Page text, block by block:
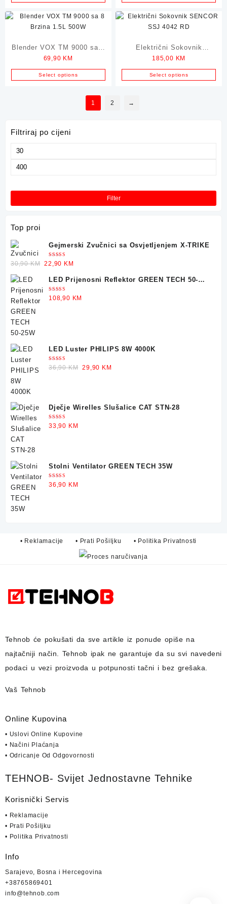
Blender VOX TM 9000 sa 8
Brzina 1.5L 500W
69,90 KM
Select options
Električni Sokovnik
SENCOR SSJ 4042 RD
185,00 KM
Select options
1 2 →
Filtriraj po cijeni
Minimalna
Maksimalna
Filter
Top proi
Gejmerski Zvučnici sa Osvjetljenjem X-TRIKE
Ocjenjeno
5.00 od 5
30,90KM Original
was:
30,90 KM.
22,90 KM
is:
22,90 KM.
LED Prijenosni Reflektor GREEN TECH 50-
25W
Ocjenjeno
5.00od 5
108,90 KM
LED Luster PHILIPS 8W 4000K
Ocjenjeno
5.00od 5
36,90KM Original
29,90 KM
Dječje Wirelles Slušalice CAT STN-28
Ocjenjeno
5.00od 5
33,90 KM
Stolni Ventilator GREEN TECH 35W
Ocjenjeno
5.00od 5
36,90 KM
• Reklamacije • Prati Pošiljku • Politika Privatnosti
Tehnob će pokušati da sve artikle iz ponude opiše na
najtačniji način. Tehnob ipak ne garantuje da su svi navedeni
podaci u vezi proizvoda u potpunosti tačni i bez grešaka.
Vaš Tehnob
Online Kupovina
• Uslovi Online Kupovine
• Načini Plaćanja
• Odricanje Od Odgovornosti
TEHNOB- Svijet Jednostavne Tehnike
Korisnički Servis
• Reklamacije
• Prati Pošiljku
• Politika Privatnosti
Info
Sarajevo, Bosna i Hercegovina
+38765869401
info@tehnob.com